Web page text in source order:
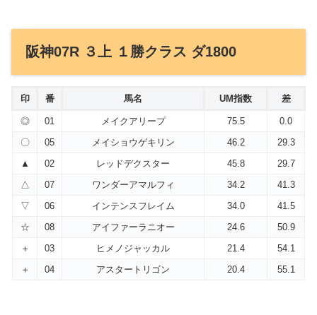
阪神07R ３上 １勝クラス ダ1800
印 番 馬名 UM指数 差
◎ 01 メイクアリープ 75.5
0.0
〇
05 メイショウゲキリン 46.2
29.3
▲
02 レッドデクスター 45.8
29.7
△
07 ワンダーアマルフィ 34.2
41.3
▽
06 インテンスフレイム 34.0
41.5
☆
08 アイファーラニオー 24.6
50.9
＋
03 ヒメノジャッカル 21.4
54.1
＋
04 アスタートリゴン 20.4 55.1